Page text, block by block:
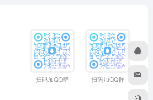
扫码加QQ群 扫码加QQ群